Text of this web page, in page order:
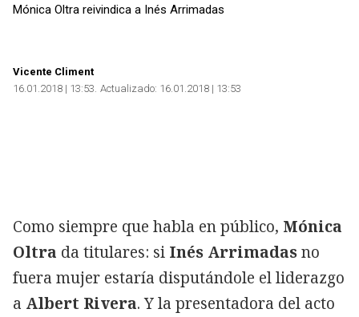
Mónica Oltra reivindica a Inés Arrimadas
Vicente Climent
16.01.2018 | 13:53 Actualizado: 16.01.2018 | 13:53
Como siempre que habla en público, Mónica
Oltra da titulares: si Inés Arrimadasno
fuera mujer estaría disputándole el liderazgo
a Albert Rivera. Y la presentadora del acto